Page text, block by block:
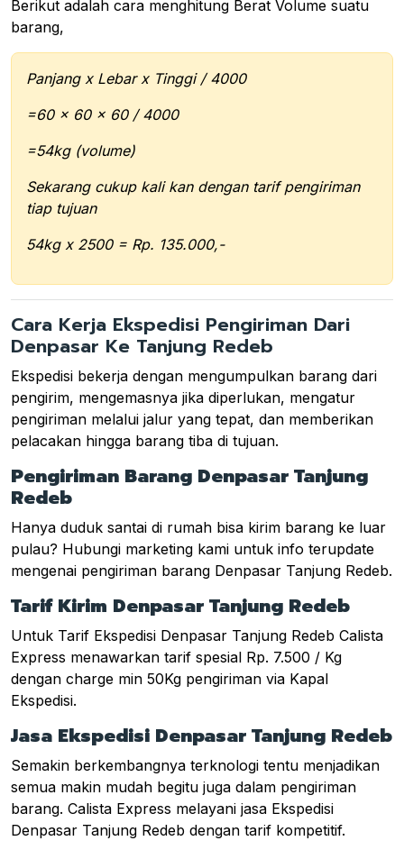
Berikut adalah cara menghitung Berat Volume suatu
barang,
Panjang x Lebar x Tinggi / 4000
=60 x 60 x 60 / 4000
=54kg (volume)
Sekarang cukup kali kan dengan tarif pengiriman
tiap tujuan
54kg x 2500 = Rp. 135.000,-
Cara Kerja Ekspedisi Pengiriman Dari
Denpasar Ke Tanjung Redeb
Ekspedisi bekerja dengan mengumpulkan barang dari
pengirim, mengemasnya jika diperlukan, mengatur
pengiriman melalui jalur yang tepat, dan memberikan
pelacakan hingga barang tiba di tujuan.
Pengiriman Barang Denpasar Tanjung
Redeb
Hanya duduk santai di rumah bisa kirim barang ke luar
pulau? Hubungi marketing kami untuk info terupdate
mengenai pengiriman barang Denpasar Tanjung Redeb.
Tarif Kirim Denpasar Tanjung Redeb
Untuk Tarif Ekspedisi Denpasar Tanjung Redeb Calista
Express menawarkan tarif spesial Rp. 7.500 / Kg
dengan charge min 50Kg pengiriman via Kapal
Ekspedisi.
Jasa Ekspedisi Denpasar Tanjung Redeb
Semakin berkembangnya terknologi tentu menjadikan
semua makin mudah begitu juga dalam pengiriman
barang. Calista Express melayani jasa Ekspedisi
Denpasar Tanjung Redeb dengan tarif kompetitif.